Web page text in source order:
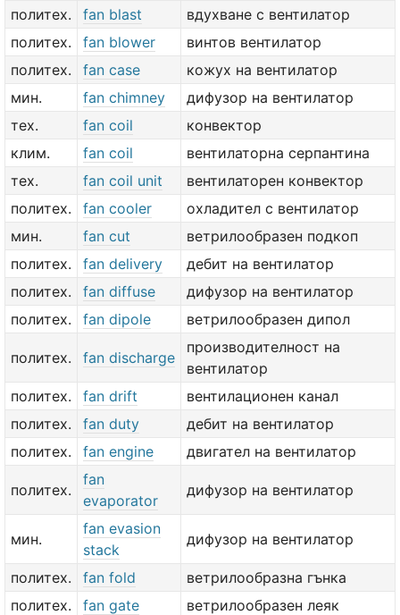
политех.
fan blast
вдухване с вентилатор
политех.
fan blower
винтов вентилатор
политех.
fan case
кожух на вентилатор
мин.
fan chimney
дифузор на вентилатор
тех.
fan coil
конвектор
клим.
fan coil
вентилаторна серпантина
тех.
fan coil unit
вентилаторен конвектор
политех.
fan cooler
охладител с вентилатор
мин.
fan cut
ветрилообразен подкоп
политех.
fan delivery
дебит на вентилатор
политех.
fan diffuse
дифузор на вентилатор
политех.
fan dipole ветрилообразен дипол
политех. fan discharge
производителност на
вентилатор
политех.
fan drift
вентилационен канал
политех.
fan duty
дебит на вентилатор
политех.
fan engine двигател на вентилатор
политех.
fan
evaporator
дифузор на вентилатор
мин.
fan evasion
stack
дифузор на вентилатор
политех. fan fold
ветрилообразна гънка
политех.
fan gate
ветрилообразен леяк